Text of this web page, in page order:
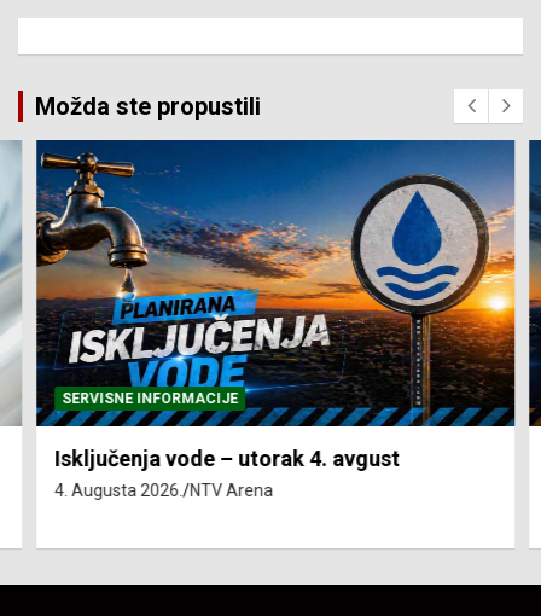
Možda ste propustili
SERVISNE INFORMACIJE
Isključenja vode – utorak 4. avgust
4. Augusta 2026. NTV Arena